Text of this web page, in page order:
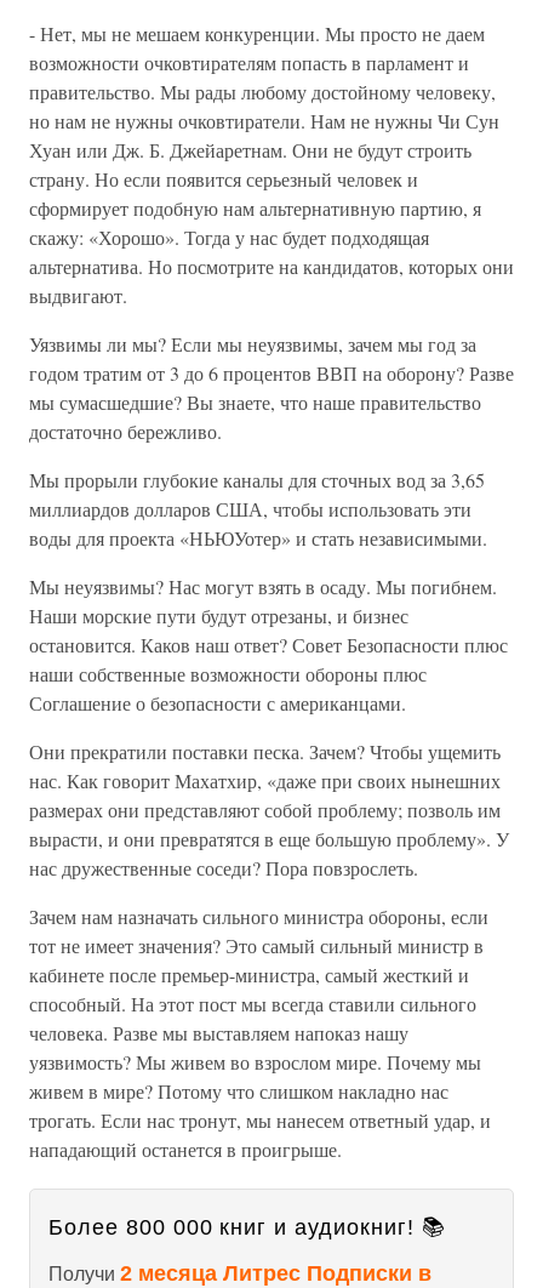
- Нет, мы не мешаем конкуренции. Мы просто не даем
возможности очковтирателям попасть в парламент и
правительство. Мы рады любому достойному человеку,
но нам не нужны очковтиратели. Нам не нужны Чи Сун
Хуан или Дж. Б. Джейаретнам. Они не будут строить
страну. Но если появится серьезный человек и
сформирует подобную нам альтернативную партию, я
скажу: «Хорошо». Тогда у нас будет подходящая
альтернатива. Но посмотрите на кандидатов, которых они
выдвигают.
Уязвимы ли мы? Если мы неуязвимы, зачем мы год за
годом тратим от 3 до 6 процентов ВВП на оборону? Разве
мы сумасшедшие? Вы знаете, что наше правительство
достаточно бережливо.
Мы прорыли глубокие каналы для сточных вод за 3,65
миллиардов долларов США, чтобы использовать эти
воды для проекта «НЬЮУотер» и стать независимыми.
Мы неуязвимы? Нас могут взять в осаду. Мы погибнем.
Наши морские пути будут отрезаны, и бизнес
остановится. Каков наш ответ? Совет Безопасности плюс
наши собственные возможности обороны плюс
Соглашение о безопасности с американцами.
Они прекратили поставки песка. Зачем? Чтобы ущемить
нас. Как говорит Махатхир, «даже при своих нынешних
размерах они представляют собой проблему; позволь им
вырасти, и они превратятся в еще большую проблему». У
нас дружественные соседи? Пора повзрослеть.
Зачем нам назначать сильного министра обороны, если
тот не имеет значения? Это самый сильный министр в
кабинете после премьер-министра, самый жесткий и
способный. На этот пост мы всегда ставили сильного
человека. Разве мы выставляем напоказ нашу
уязвимость? Мы живем во взрослом мире. Почему мы
живем в мире? Потому что слишком накладно нас
трогать. Если нас тронут, мы нанесем ответный удар, и
нападающий останется в проигрыше.
Более 800 000 книг и аудиокниг! 📚
Получи 2 месяца Литрес Подписки в